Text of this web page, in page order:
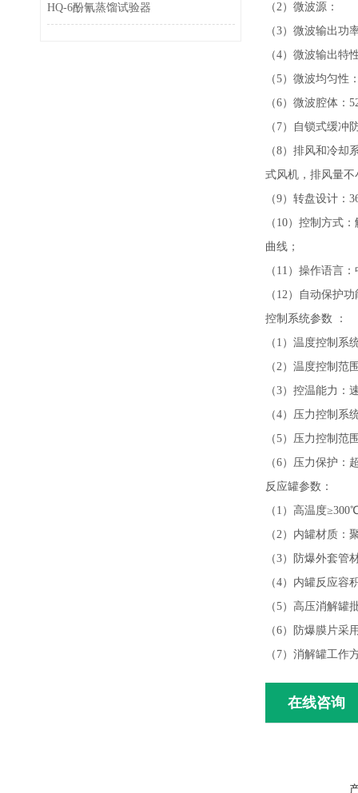
（2）微波源：
（3）微波输出功
（4）微波输出特
（5）微波均匀
（6）微波腔体：
（7）自锁式缓
（8）排风和冷
式风机，排风量
（9）转盘设计：
（10）控制方式
曲线；
（11）操作语言
（12）自动保护
控制系统参数 ：
（1）温度控制
（2）温度控制
（3）控温能力：
（4）压力控制
（5）压力控制范
（6）压力保护：
反应罐参数：
（1）高温度
（2）内罐材质：
（3）防爆外套管
（4）内罐反应容
（5）高压消解罐
（6）防爆膜片
（7）消解罐工作
在线咨询
HQ-6酚氰蒸馏试验器